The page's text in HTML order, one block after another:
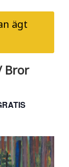
ägt
Bror